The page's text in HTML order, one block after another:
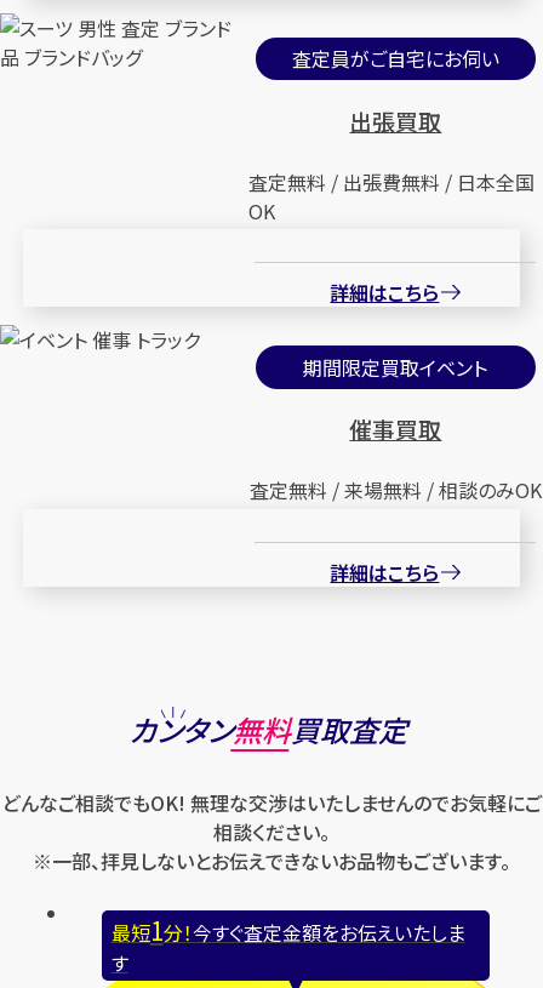
査定員がご自宅にお伺い
出張買取
査定無料 / 出張費無料 / 日本全国
OK
詳細はこちら
期間限定買取イベント
催事買取
査定無料 / 来場無料 / 相談のみOK
詳細はこちら
カンタン無料買取査定
どんなご相談でもOK! 無理な交渉はいたしませんのでお気軽にご
相談ください。
※一部、拝見しないとお伝えできないお品物もございます。
最短1分！今すぐ査定金額をお伝えいたしま
す